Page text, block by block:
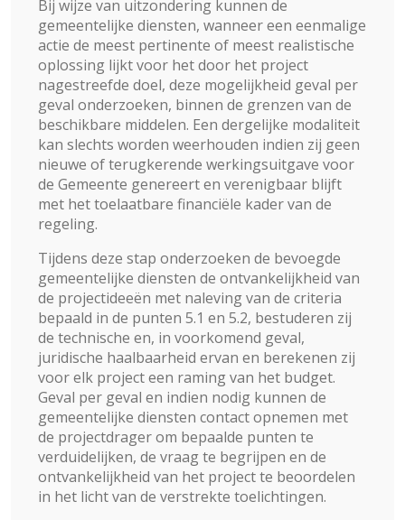
Bij wijze van uitzondering kunnen de
gemeentelijke diensten, wanneer een eenmalige
actie de meest pertinente of meest realistische
oplossing lijkt voor het door het project
nagestreefde doel, deze mogelijkheid geval per
geval onderzoeken, binnen de grenzen van de
beschikbare middelen. Een dergelijke modaliteit
kan slechts worden weerhouden indien zij geen
nieuwe of terugkerende werkingsuitgave voor
de Gemeente genereert en verenigbaar blijft
met het toelaatbare financiële kader van de
regeling.
Tijdens deze stap onderzoeken de bevoegde
gemeentelijke diensten de ontvankelijkheid van
de projectideeën met naleving van de criteria
bepaald in de punten 5.1 en 5.2, bestuderen zij
de technische en, in voorkomend geval,
juridische haalbaarheid ervan en berekenen zij
voor elk project een raming van het budget.
Geval per geval en indien nodig kunnen de
gemeentelijke diensten contact opnemen met
de projectdrager om bepaalde punten te
verduidelijken, de vraag te begrijpen en de
ontvankelijkheid van het project te beoordelen
in het licht van de verstrekte toelichtingen.